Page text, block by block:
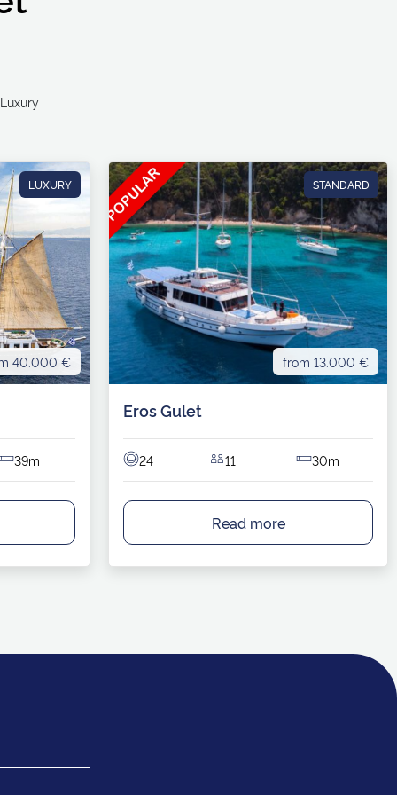
Ultra Luxury
LUXURY
40.000 €
39m
STANDARD
from 13.000 €
Eros Gulet
24 11 30m
Read more